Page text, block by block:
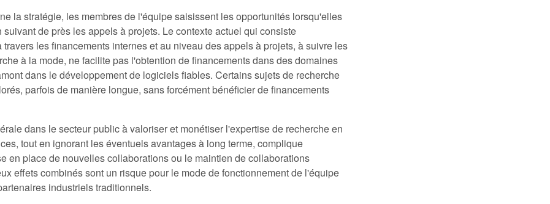
la stratégie, les membres de l'équipe saisissent les opportunités lorsqu'elles
suivant de près les appels à projets. Le contexte actuel qui consiste
travers les financements internes et au niveau des appels à projets, à suivre les
à la mode, ne facilite pas l'obtention de financements dans des domaines
dans le développement de logiciels fiables. Certains sujets de recherche
parfois de manière longue, sans forcément bénéficier de financements
dans le secteur public à valoriser et monétiser l'expertise de recherche en
tout en ignorant les éventuels avantages à long terme, complique
en place de nouvelles collaborations ou le maintien de collaborations
effets combinés sont un risque pour le mode de fonctionnement de l'équipe
industriels traditionnels.